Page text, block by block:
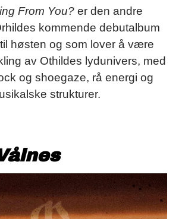
From You? er den andre
kommende debutalbum
høsten og som lover å være
av Othildes lydunivers, med
og shoegaze, rå energi og
strukturer.